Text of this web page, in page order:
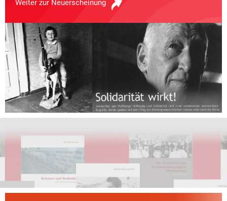
Weiter zur Neuerscheinung